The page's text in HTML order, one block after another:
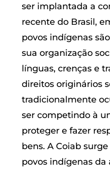
ser implantada a
recente do Brasil,
povos indígenas
sua organização
línguas, crenças e
direitos originários
tradicionalmente
ser competindo à
proteger e fazer
bens. A Coiab
povos indígenas da